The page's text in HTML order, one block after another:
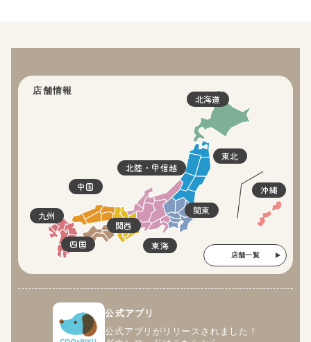
店舗情報
北海道
東北
関東
北陸・甲信越
東海
関西
四国
中国
九州
沖縄
店舗一覧
公式アプリ
公式アプリがリリースされました！